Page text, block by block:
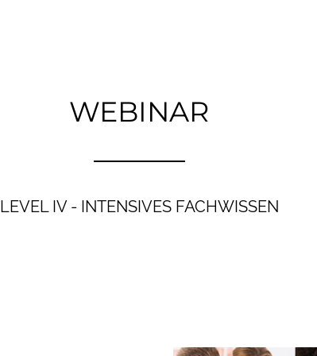
WEBINAR
LEVEL IV - INTENSIVES FACHWISSEN